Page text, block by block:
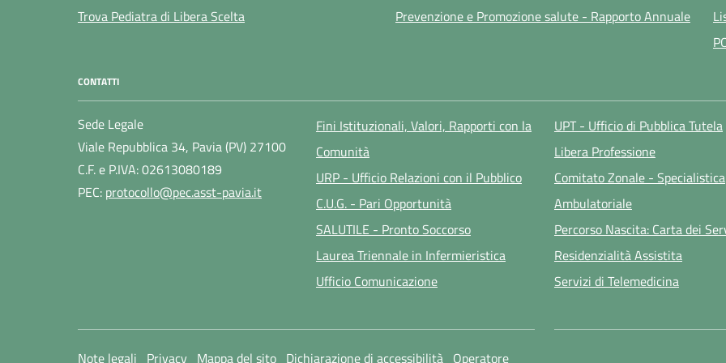
Trova Pediatra di Libera Scelta
Prevenzione e Promozione salute - Rapporto Annuale
CONTATTI
Sede Legale
Viale Repubblica 34, Pavia (PV) 27100
C.F. e P.IVA: 02613080189
PEC: protocollo@pec.asst-pavia.it
Fini Istituzionali, Valori, Rapporti con la
Comunità
URP - Ufficio Relazioni con il Pubblico
C.U.G. - Pari Opportunità
SALUTILE - Pronto Soccorso
Laurea Triennale in Infermieristica
Ufficio Comunicazione
UPT - Ufficio di Pubblica Tutela
Libera Professione
Comitato Zonale - Specialistica
Ambulatoriale
Percorso Nascita: Carta dei
Residenzialità Assistita
Servizi di Telemedicina
Note legali Privacy Mappa del sito Dichiarazione di accessibilità Operatore